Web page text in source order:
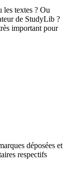
les textes ? Ou
de StudyLib ?
important pour
déposées et
respectifs